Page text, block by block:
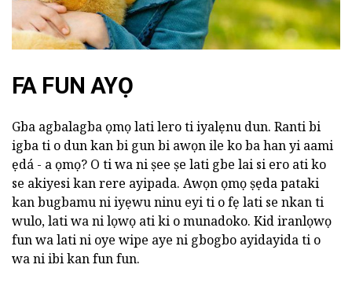
FA FUN AYỌ
Gba agbalagba ọmọ lati lero ti iyalẹnu dun. Ranti bi
igba ti o dun kan bi gun bi awọn ile ko ba han yi aami
ẹdá - a ọmọ? O ti wa ni ṣee ṣe lati gbe lai si ero ati ko
se akiyesi kan rere ayipada. Awọn ọmọ ṣẹda pataki
kan bugbamu ni iyẹwu ninu eyi ti o fẹ lati se nkan ti
wulo, lati wa ni lọwọ ati ki o munadoko. Kid iranlọwọ
fun wa lati ni oye wipe aye ni gbogbo ayidayida ti o
wa ni ibi kan fun fun.